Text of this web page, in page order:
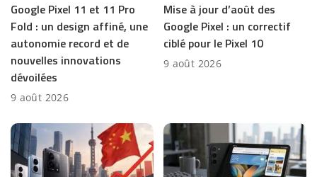
Google Pixel 11 et 11 Pro
Fold : un design affiné, une
autonomie record et de
nouvelles innovations
dévoilées
9 août 2026
Mise à jour d’août des
Google Pixel : un correctif
ciblé pour le Pixel 10
9 août 2026